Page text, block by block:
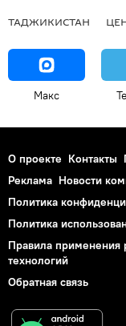
ТАДЖИКИСТАН
Макс
О проекте Контакты
Реклама Новости
Политика
Политика
Правила применения
технологий
Обратная связь